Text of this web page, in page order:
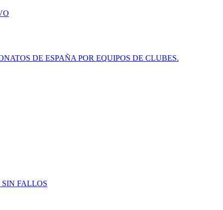
DE ESPAÑA POR EQUIPOS DE CLUBES.
FALLOS